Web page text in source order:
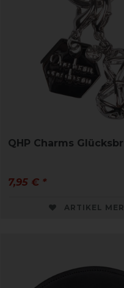
QHP Charms
7,95 € *
ARTIKEL